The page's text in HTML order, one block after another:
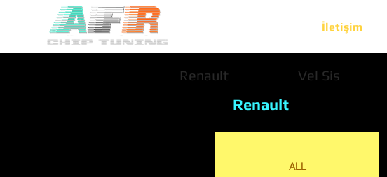
İletişim
Renault Vel Sis
Renault
ALL